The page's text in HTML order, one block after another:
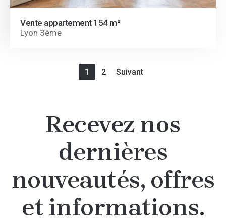
Vente appartement 154 m²
Lyon 3ème
1 2 Suivant
Recevez nos
dernières
nouveautés, offres
et informations.